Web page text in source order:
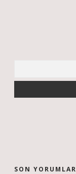
SON YORUMLAR